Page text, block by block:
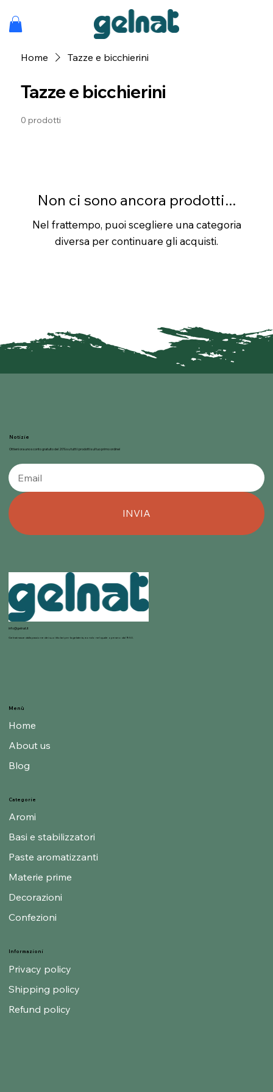
Home Tazze e bicchierini
Tazze e bicchierini
0 prodotti
Non ci sono ancora prodotti...
Nel frattempo, puoi scegliere una categoria
diversa per continuare gli acquisti.
Notizie
Ottieni ora uno sconto gratuito del 20% su tutti i prodotti sul tuo primo ordine!
INVIA
info@gelnat.it
Gelnat nasce dalla passione dei suoi titolari per la gelateria, mondo nel quale operano dal 1950.
Informazioni
Privacy policy
Shipping policy
Refund policy
Categorie
Aromi
Basi e stabilizzatori
Paste aromatizzanti
Materie prime
Decorazioni
Confezioni
Menù
Home
About us
Blog